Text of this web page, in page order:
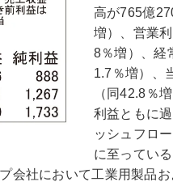
高が765億
増）、営業
8％増）、経
1.7％増）、
（同42.8％
利益ともに
ッシュフロ
に至っている
会社において工業用製品